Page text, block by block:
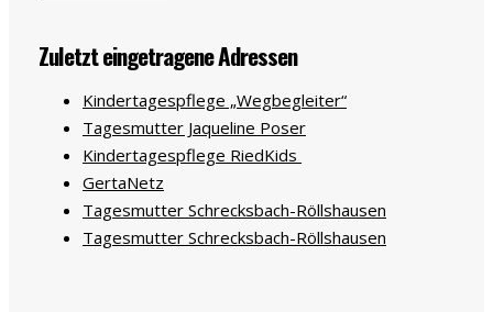
Zuletzt eingetragene Adressen
Kindertagespflege „Wegbegleiter“
Tagesmutter Jaqueline Poser
Kindertagespflege RiedKids
GertaNetz
Tagesmutter Schrecksbach-Röllshausen
Tagesmutter Schrecksbach-Röllshausen